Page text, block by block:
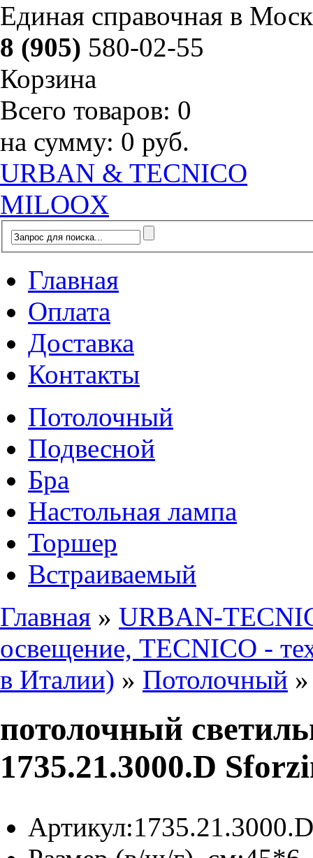
Единая справочная в
8 (905) 580-02-55
Корзина
Всего товаров: 0
на сумму: 0 руб.
URBAN & TECNICO
MILOOX
Главная
Оплата
Доставка
Контакты
Потолочный
Подвесной
Бра
Настольная лампа
Торшер
Встраиваемый
Главная » URBAN-
освещение, TECNICO -
в Италии) » Потолочный
потолочный
1735.21.3000.D
Артикул:1735.21.3000.D